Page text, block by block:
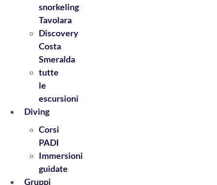
snorkeling
Tavolara
Discovery
Costa
Smeralda
tutte
le
escursioni
Diving
Corsi
PADI
Immersioni
guidate
Gruppi